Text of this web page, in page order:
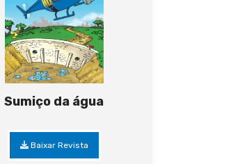
Sumiço da água
Baixar Revista